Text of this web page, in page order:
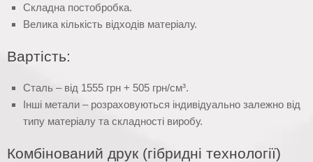
Складна постобробка.
Велика кількість відходів матеріалу.
Вартість:
Сталь – від 1555 грн + 505 грн/см³.
Інші метали – розраховуються індивідуально залежно від
типу матеріалу та складності виробу.
Комбінований друк (гібридні технології)